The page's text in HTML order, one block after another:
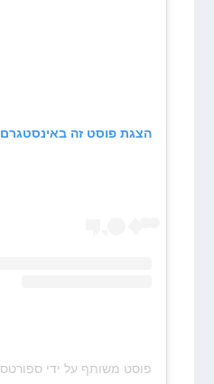
הצגת פוסט זה באינסטגרם
פוסט משותף על ידי ‏‎ספורטס רבי – הבית של הכדורסל הישראלי‎‏ (@‏‎sportsrabbi‎‏)